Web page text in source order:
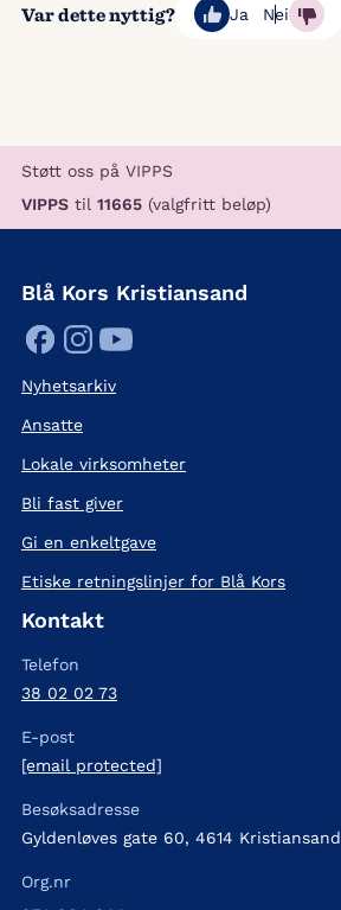
Var dette nyttig? Ja Nei
Støtt oss på VIPPS
VIPPS til 11665 (valgfritt beløp)
Blå Kors Kristiansand
Nyhetsarkiv
Ansatte
Lokale virksomheter
Bli fast giver
Gi en enkeltgave
Etiske retningslinjer for Blå Kors
Kontakt
Telefon
38 02 02 73
E-post
[email protected]
Besøksadresse
Gyldenløves gate 60, 4614 Kristiansand
Org.nr